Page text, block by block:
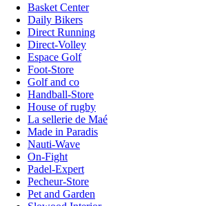
Basket Center
Daily Bikers
Direct Running
Direct-Volley
Espace Golf
Foot-Store
Golf and co
Handball-Store
House of rugby
La sellerie de Maé
Made in Paradis
Nauti-Wave
On-Fight
Padel-Expert
Pecheur-Store
Pet and Garden